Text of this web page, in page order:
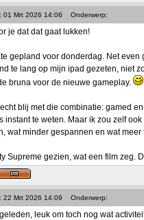
01 Mrt 2026 14:06 Onderwerp:
je dat dat gaat lukken!
gepland voor donderdag. Net
te lang op mijn ipad gezeten, niet
bruna voor de nieuwe gameplay.
echt blij met die combinatie: gamed
instant te weten. Maar ik zou zelf
wat minder gespannen en wat
Supreme gezien, wat een film zeg.
22 Mrt 2026 14:09 Onderwerp:
leuk om toch nog wat